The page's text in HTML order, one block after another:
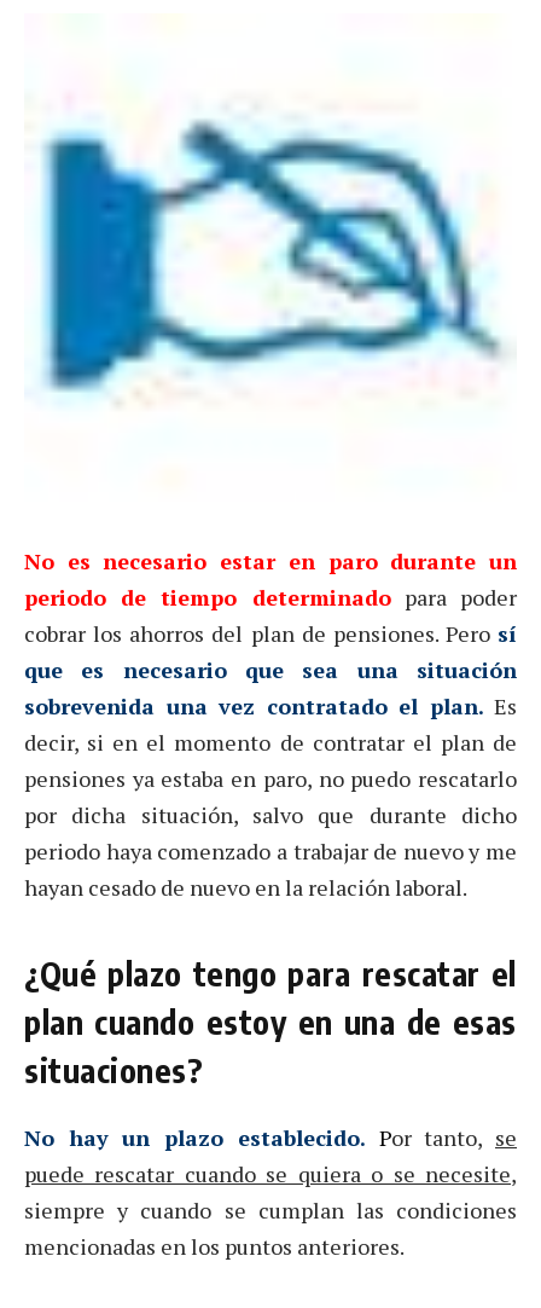
No es necesario estar en paro durante un
periodo de tiempo determinadopara poder
cobrar los ahorros del plan de pensiones. Pero sí
que es necesario que sea una situación
sobrevenida una vez contratado el plan. Es
decir, si en el momento de contratar el plan de
pensiones ya estaba en paro, no puedo rescatarlo
por dicha situación, salvo que durante dicho
periodo haya comenzado a trabajar de nuevo y me
hayan cesado de nuevo en la relación laboral.
¿Qué plazo tengo para rescatar el
plan cuando estoy en una de esas
situaciones?
No hay un plazo establecido. Por tanto, se
puede rescatar cuando se quiera o se necesite,
siempre y cuando se cumplan las condiciones
mencionadas en los puntos anteriores.